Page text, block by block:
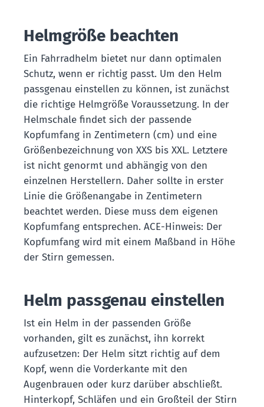
Helmgröße beachten
Ein Fahrradhelm bietet nur dann optimalen
Schutz, wenn er richtig passt. Um den Helm
passgenau einstellen zu können, ist zunächst
die richtige Helmgröße Voraussetzung. In der
Helmschale findet sich der passende
Kopfumfang in Zentimetern (cm) und eine
Größenbezeichnung von XXS bis XXL. Letztere
ist nicht genormt und abhängig von den
einzelnen Herstellern. Daher sollte in erster
Linie die Größenangabe in Zentimetern
beachtet werden. Diese muss dem eigenen
Kopfumfang entsprechen. ACE-Hinweis: Der
Kopfumfang wird mit einem Maßband in Höhe
der Stirn gemessen.
Helm passgenau einstellen
Ist ein Helm in der passenden Größe
vorhanden, gilt es zunächst, ihn korrekt
aufzusetzen: Der Helm sitzt richtig auf dem
Kopf, wenn die Vorderkante mit den
Augenbrauen oder kurz darüber abschließt.
Hinterkopf, Schläfen und ein Großteil der Stirn